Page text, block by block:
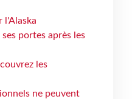
l'Alaska
portes après les
les
ne peuvent